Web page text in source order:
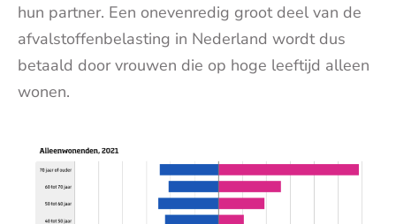
hun partner. Een onevenredig groot deel van de
afvalstoffenbelasting in Nederland wordt dus
betaald door vrouwen die op hoge leeftijd alleen
wonen.